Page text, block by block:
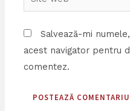
web
Salvează-mi
acest navigator pentru
comentez.